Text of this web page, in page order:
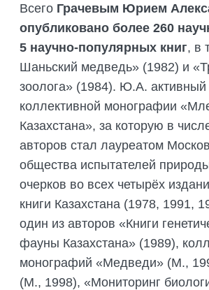
Всего Грачевым Юрием
опубликовано более 260
5 научно-популярных книг, в
Шаньский медведь» (1982) и
зоолога» (1984). Ю.А. активный
коллективной монографии
Казахстана», за которую в
авторов стал лауреатом
общества испытателей
очерков во всех четырёх
книги Казахстана (1978, 1991,
один из авторов «Книги
фауны Казахстана» (1989),
монографий «Медведи» (М.,
(М., 1998), «Мониторинг